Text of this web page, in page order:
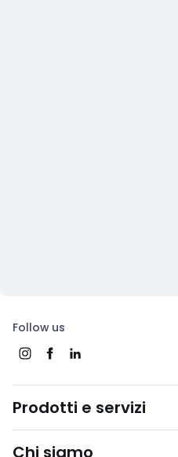
Follow us
Prodotti e servizi
Chi siamo